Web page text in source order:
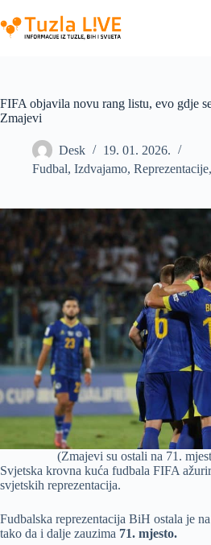
to
content
FIFA objavila novu rang listu, evo gdje
Zmajevi
Desk
19. 01. 2026.
Fudbal, Izdvajamo, Reprezentacije,
(Zmajevi su ostali na 71.
Svjetska krovna kuća fudbala FIFA
svjetskih reprezentacija.
Fudbalska reprezentacija BiH ostala je
tako da i dalje zauzima 71. mjesto.